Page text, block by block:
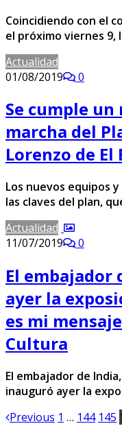
Coincidiendo con el
el próximo viernes 9,
Actualidad
01/08/2019
0
Se cumple un
marcha del
Lorenzo de El
Los nuevos equipos
las claves del plan,
Actualidad
11/07/2019
0
El embajador
ayer la
es mi
Cultura
El embajador de
inauguró ayer la
Previous 1 … 144 145